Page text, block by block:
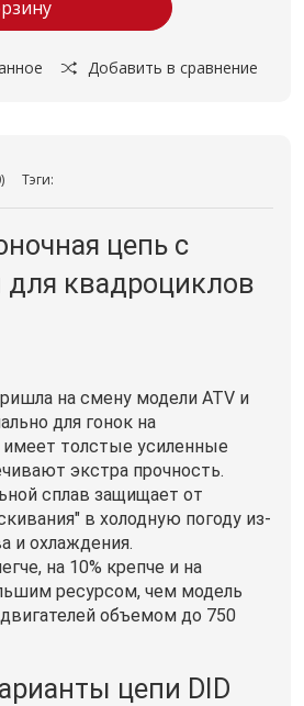
Добавить в сравнение
Тэги:
цепь с
для квадроциклов
на смену модели ATV и
для гонок на
имеет толстые усиленные
экстра прочность.
сплав защищает от
в холодную погоду из-
и охлаждения.
на 10% крепче и на
ресурсом, чем модель
объемом до 750
цепи DID